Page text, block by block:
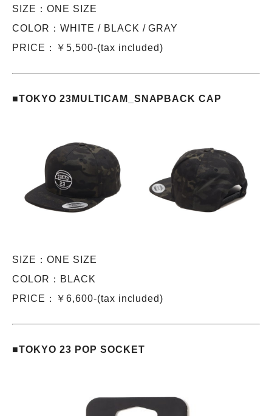
SIZE：ONE SIZE
COLOR：WHITE / BLACK / GRAY
PRICE：￥5,500-(tax included)
■TOKYO 23MULTICAM_SNAPBACK CAP
SIZE：ONE SIZE
COLOR：BLACK
PRICE：￥6,600-(tax included)
■TOKYO 23 POP SOCKET